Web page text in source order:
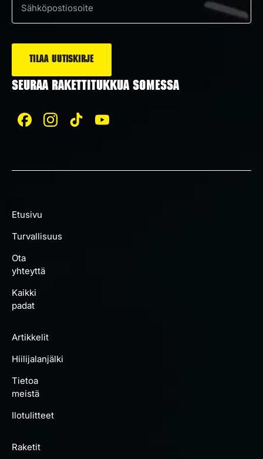
Sähköposti
SEURAA RAKETTITUKKUA SOMESSA
Etusivu
Turvallisuus
Ota
yhteyttä
Kaikki
padat
Artikkelit
Hiilijalanjälki
Tietoa
meistä
Ilotulitteet
Raketit